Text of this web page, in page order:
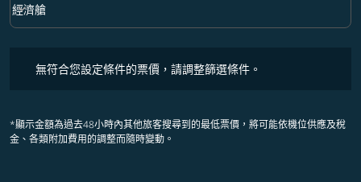
艙等 option 經濟艙 Selected
經濟艙
keyboard_arrow_down
無符合您設定條件的票價，請調整篩選條件。
*顯示金額為過去48小時內其他旅客搜尋到的最低票價，將可能依機位供應及稅
金、各類附加費用的調整而隨時變動。